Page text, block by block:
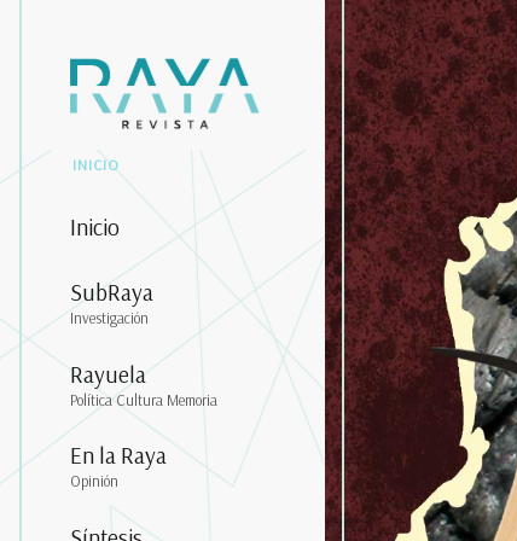
INICIO
Inicio
SubRaya
Investigación
Rayuela
Política Cultura Memoria
En la Raya
Opinión